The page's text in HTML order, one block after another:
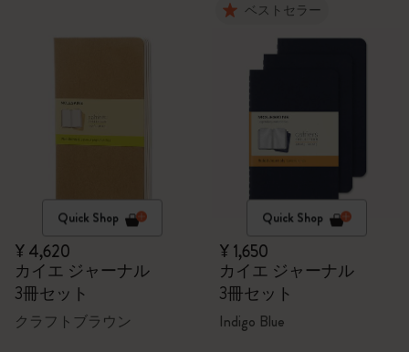
Quick Shop
¥ 4,620
カイエ ジャーナル
3冊セット
クラフトブラウン
ベストセラー
Quick Shop
¥ 1,650
カイエ ジャーナル
3冊セット
Indigo Blue